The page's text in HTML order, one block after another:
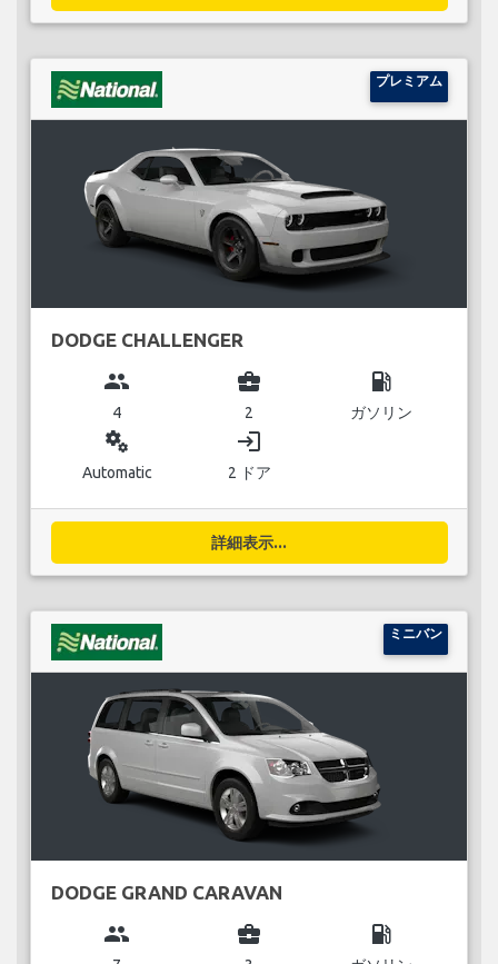
プレミアム
DODGE CHALLENGER
group
4
business_center
2
local_gas_station
ガソリン
miscellaneous_services
Automatic
login
2 ドア
詳細表示...
ミニバン
DODGE GRAND CARAVAN
group business_center local_gas_station